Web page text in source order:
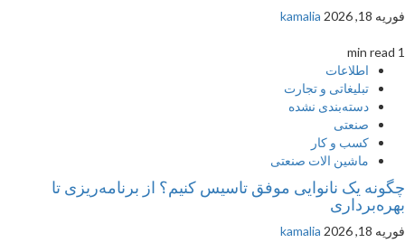
فوریه 18, 2026 kamalia
1 min read
اطلاعات
تبلیغاتی و تجارت
دسته‌بندی نشده
صنعتی
کسب و کار
ماشین الات صنعتی
چگونه یک نانوایی موفق تاسیس کنیم؟ از برنامه‌ریزی تا
بهره‌برداری
فوریه 18, 2026 kamalia